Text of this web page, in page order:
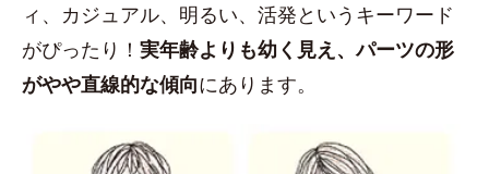
ィ、カジュアル、明るい、活発というキーワード
がぴったり！ 実年齢よりも幼く見え、パーツの形
がやや直線的な傾向にあります。